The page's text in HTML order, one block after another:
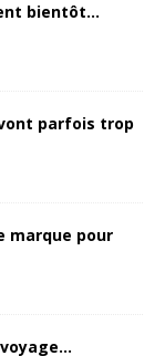
bientôt…
parfois trop
marque pour